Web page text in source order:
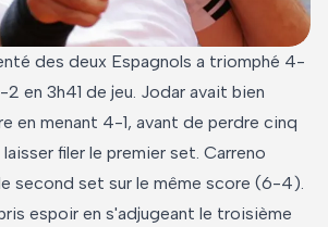
des deux Espagnols a triomphé 4-
en 3h41 de jeu. Jodar avait bien
en menant 4-1, avant de perdre cinq
filer le premier set. Carreno
second set sur le même score (6-4).
espoir en s'adjugeant le troisième